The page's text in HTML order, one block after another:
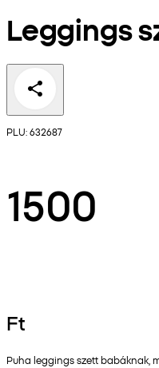
Leggings
PLU: 632687
1500
Ft
Puha leggings szett babáknak,